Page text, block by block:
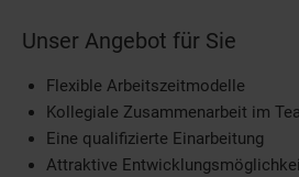
Unser Angebot für Sie
Flexible Arbeitszeitmodelle
Kollegiale Zusammenarbeit im
Eine qualifizierte Einarbeitung
Attraktive